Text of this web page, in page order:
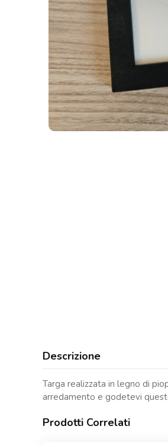
Descrizione
Targa realizzata in legno di
arredamento e godetevi
Prodotti Correlati